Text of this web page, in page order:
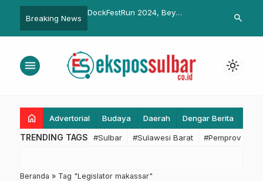
Breaking News
Ekonomi, BI
Pertumbuhan
DockFestRun 2024, Bey
Contoh Hidup Sehat
Dukung
Sulbar Siap
search
menu light_mode
home Advertorial Budaya Daerah Dengar Berita
TRENDING TAGS #Sulbar #Sulawesi Barat #Pemprov
Beranda » Tag "Legislator makassar"